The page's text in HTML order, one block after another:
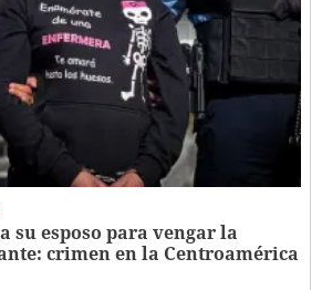
su esposo para vengar la
crimen en la Centroamérica